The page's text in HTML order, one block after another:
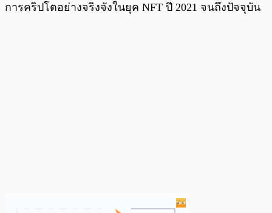
การคริปโตอย่างจริงจังในยุค NFT ปี 2021 จนถึงปัจจุบัน